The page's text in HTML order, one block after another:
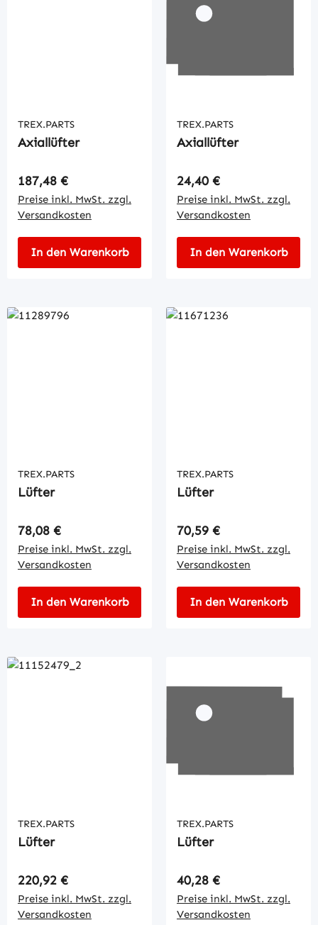
TREX.PARTS
Axiallüfter
Regulärer Preis:
187,48 €
Preise inkl. MwSt. zzgl.
Versandkosten
In den Warenkorb
TREX.PARTS
Axiallüfter
Regulärer Preis:
24,40 €
Preise inkl. MwSt. zzgl.
Versandkosten
In den Warenkorb
TREX.PARTS
Lüfter
Regulärer Preis:
78,08 €
Preise inkl. MwSt. zzgl.
Versandkosten
In den Warenkorb
TREX.PARTS
Lüfter
Regulärer Preis:
70,59 €
Preise inkl. MwSt. zzgl.
Versandkosten
In den Warenkorb
TREX.PARTS
Lüfter
Regulärer Preis:
220,92 €
Preise inkl. MwSt. zzgl.
Versandkosten
TREX.PARTS
Lüfter
Regulärer Preis:
40,28 €
Preise inkl. MwSt. zzgl.
Versandkosten